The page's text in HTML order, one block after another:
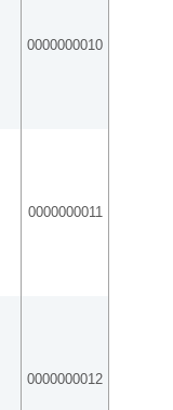
0000000010
0000000011
0000000012